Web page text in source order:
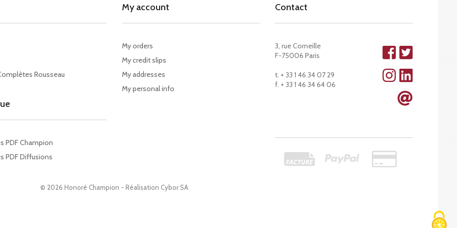
© 2026 Honoré Champion - Réalisation Cybor SA
Rousseau
PDF Champion
PDF Diffusions
My account
My orders
My credit slips
My addresses
My personal info
Contact
3, rue Corneille
F-75006 Paris
t. + 33 1 46 34 07 29
f. + 33 1 46 34 64 06